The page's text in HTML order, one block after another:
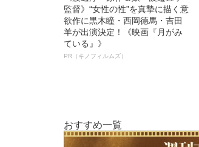
監督》“女性の性”を真摯に描く意
欲作に黒木瞳・西岡德馬・吉田
羊が出演決定！《映画『月がみ
ている』》
PR（キノフィルムズ）
おすすめ一覧